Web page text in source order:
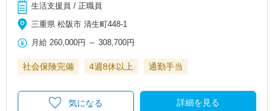
生活支援員 / 正職員
三重県 松阪市 清生町448-1
月給 260,000円 ～308,700円
社会保険完備 4週8休以上 通勤手当
詳細を見る
気になる